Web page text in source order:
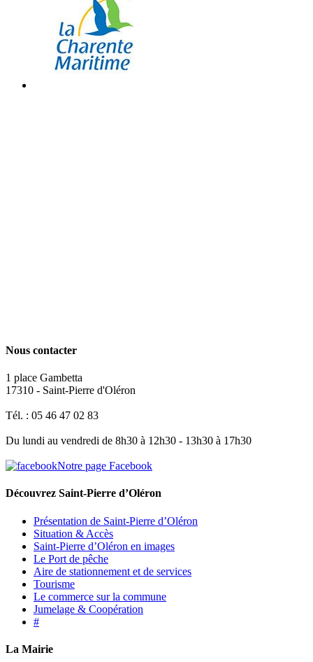
Nous contacter
1 place Gambetta
17310 - Saint-Pierre d'Oléron
Tél. : 05 46 47 02 83
Du lundi au vendredi de 8h30 à 12h30 - 13h30 à 17h30
Notre page Facebook
Découvrez Saint-Pierre d’Oléron
Présentation de Saint-Pierre d’Oléron
Situation & Accès
Saint-Pierre d’Oléron en images
Le Port de pêche
Aire de stationnement et de services
Tourisme
Le commerce sur la commune
Jumelage & Coopération
#
La Mairie